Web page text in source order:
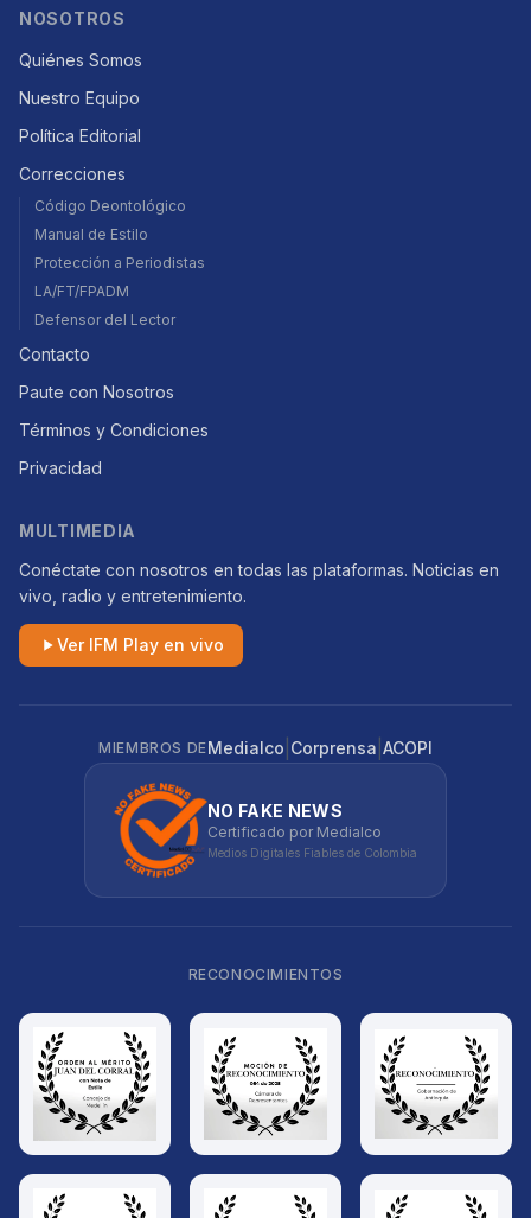
NOSOTROS
Quiénes Somos
Nuestro Equipo
Política Editorial
Correcciones
Código Deontológico
Manual de Estilo
Protección a Periodistas
LA/FT/FPADM
Defensor del Lector
Contacto
Paute con Nosotros
Términos y Condiciones
Privacidad
MULTIMEDIA
Conéctate con nosotros en todas las plataformas. Noticias en
vivo, radio y entretenimiento.
Ver IFM Play en vivo
MIEMBROS DE Medialco Corprensa ACOPI
NO FAKE NEWS
Certificado por Medialco
Medios Digitales Fiables de Colombia
RECONOCIMIENTOS